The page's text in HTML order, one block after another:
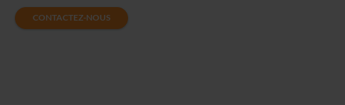
CONTACTEZ-NOUS